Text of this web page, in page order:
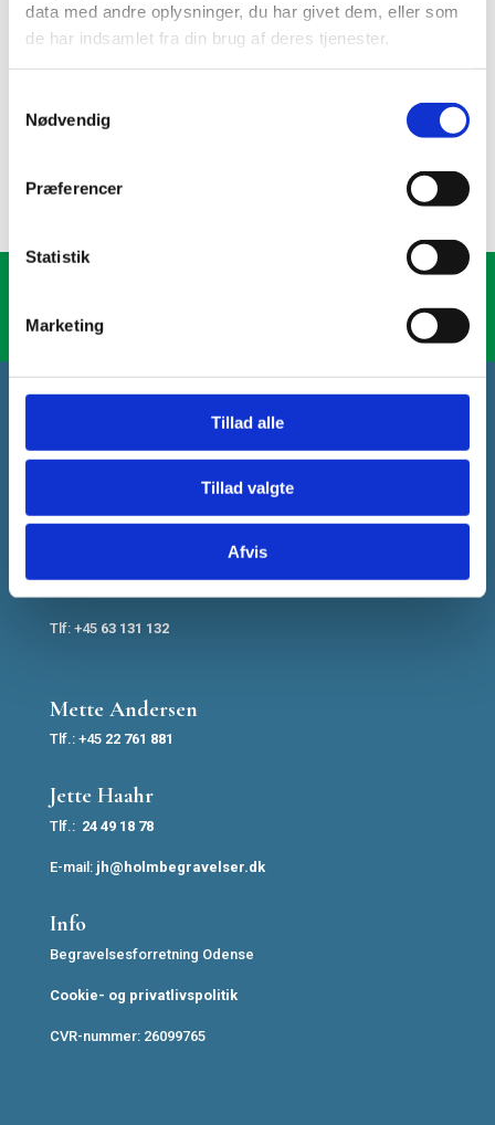
data med andre oplysninger, du har givet dem, eller som
de har indsamlet fra din brug af deres tjenester.
Nødvendig
Præferencer
Statistik
Marketing
Tillad alle
Tillad valgte
Afvis
Vi er medlem af Brancheorganisationen
Danske Bedemænd
Begravelsesforretning Odense
Butik: Middelfartvej 88
5200 Odense V
Tlf: +45 63 131 132
Mette Andersen
Tlf.: +45 22 761 881
Jette Haahr
Tlf.: 24 49 18 78
E-mail: jh@holmbegravelser.dk
Info
Begravelsesforretning Odense
Cookie- og privatlivspolitik
CVR-nummer: 26099765